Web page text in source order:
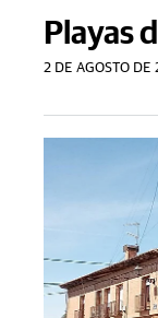
Playas
2 DE AGOSTO